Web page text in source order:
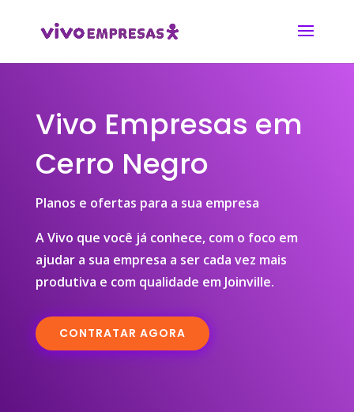
Vivo Empresas em
Cerro Negro
Planos e ofertas para a sua empresa
A Vivo que você já conhece, com o foco em
ajudar a sua empresa a ser cada vez mais
produtiva e com qualidade em Joinville.
CONTRATAR AGORA